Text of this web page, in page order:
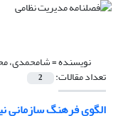
نویسنده =شامحمدی،
تعداد مقالات: 2
الگوی فرهنگ سازمانی